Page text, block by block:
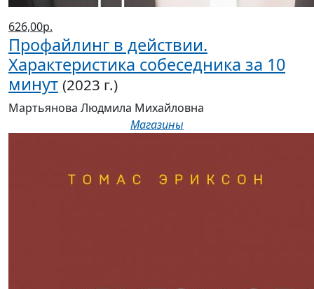
626,00р.
Профайлинг в действии.
Характеристика собеседника за 10
минут (2023 г.)
Мартьянова Людмила Михайловна
Магазины